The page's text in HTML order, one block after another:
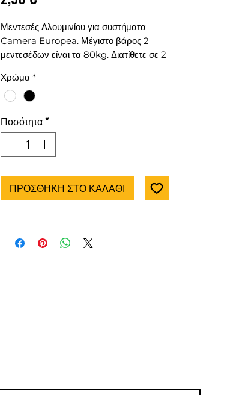
Μεντεσές Αλουμινίου για συστήματα
Camera Europea. Μέγιστο βάρος 2
μεντεσέδων είναι τα 80kg. Διατίθετε σε 2
Χρώμα *
Ποσότητα*
ΠΡΟΣΘΗΚΗ ΣΤΟ ΚΑΛΑΘΙ